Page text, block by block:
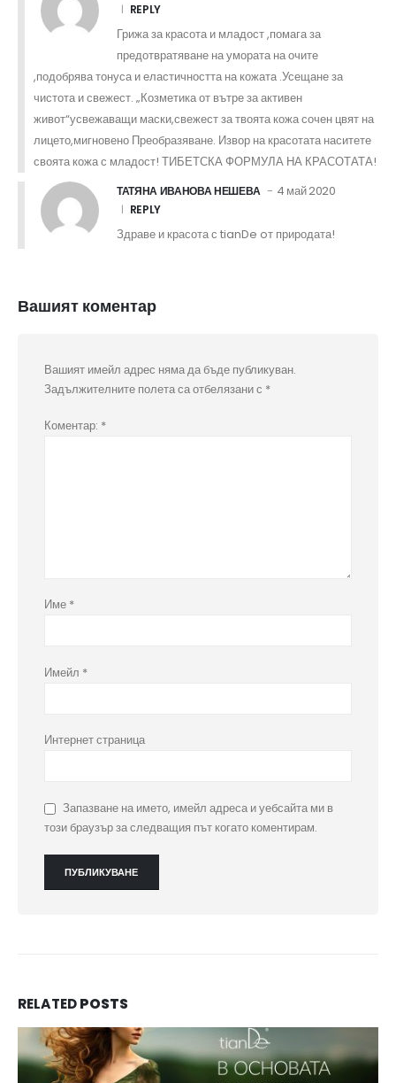
REPLY
Грижа за красота и младост ,помага за
предотвратяване на умората на очите
,подобрява тонуса и еластичността на кожата .Усещане за
чистота и свежест. „Козметика от вътре за активен
живот“усвежаващи маски,свежест за твоята кожа сочен цвят на
лицето,мигновено Преобразяване. Извор на красотата наситете
своята кожа с младост! ТИБЕТСКА ФОРМУЛА НА КРАСОТАТА!
ТАТЯНА ИВАНОВА НЕШЕВА 4 май 2020
REPLY
Здраве и красота с tianDe oт природата!
Вашият коментар
Вашият имейл адрес няма да бъде публикуван.
Задължителните полета са отбелязани с *
Коментар: *
Име *
Имейл *
Интернет страница
Запазване на името, имейл адреса и уебсайта ми в
този браузър за следващия път когато коментирам.
RELATEDPOSTS